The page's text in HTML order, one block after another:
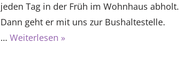
jeden Tag in der Früh im Wohnhaus abholt.
Dann geht er mit uns zur Bushaltestelle.
… Weiterlesen »